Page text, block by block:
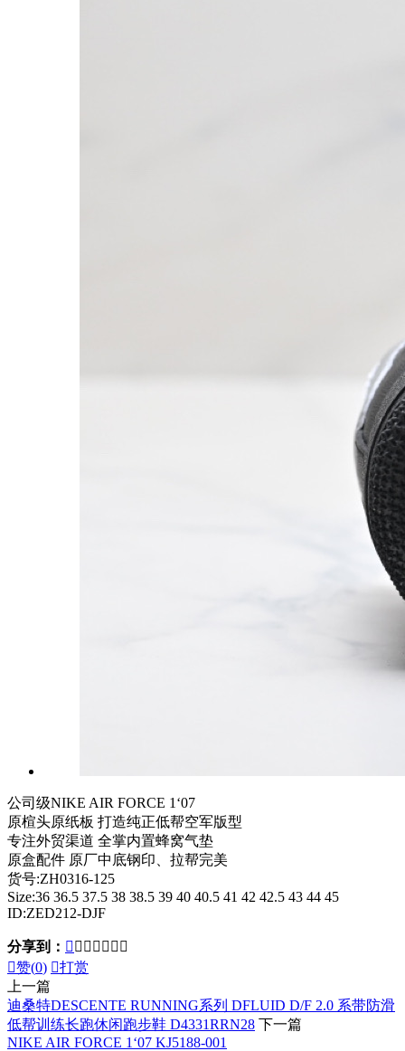
公司级NIKE AIR FORCE 1‘07
原楦头原纸板 打造纯正低帮空军版型
专注外贸渠道 全掌内置蜂窝气垫
原盒配件 原厂中底钢印、拉帮完美
货号:ZH0316-125
Size:36 36.5 37.5 38 38.5 39 40 40.5 41 42 42.5 43 44 45
ID:ZED212-DJF
分享到：       
赞(0) 打赏
上一篇
迪桑特DESCENTE RUNNING系列 DFLUID D/F 2.0 系带防滑
低帮训练长跑休闲跑步鞋 D4331RRN28 下一篇
NIKE AIR FORCE 1‘07 KJ5188-001